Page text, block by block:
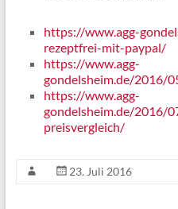
https://www.agg-
rezeptfrei-mit-paypal/
https://www.agg-
gondelsheim.de/2016/
https://www.agg-
gondelsheim.de/2016/
preisvergleich/
23. Juli 2016